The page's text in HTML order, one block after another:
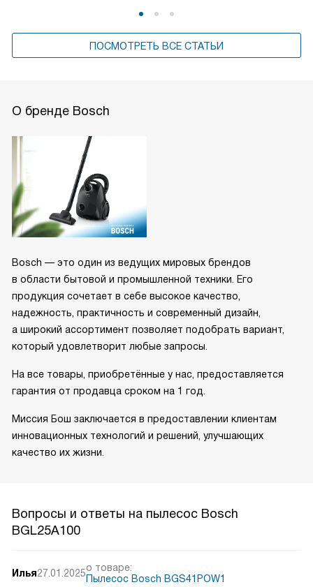
ПОСМОТРЕТЬ ВСЕ СТАТЬИ
О бренде Bosch
Bosch — это один из ведущих мировых брендов
в области бытовой и промышленной техники. Его
продукция сочетает в себе высокое качество,
надежность, практичность и современный дизайн,
а широкий ассортимент позволяет подобрать вариант,
который удовлетворит любые запросы.
На все товары, приобретённые у нас, предоставляется
гарантия от продавца сроком на 1 год.
Миссия Бош заключается в предоставлении клиентам
инновационных технологий и решений, улучшающих
качество их жизни.
Вопросы и ответы на пылесос Bosch
BGL25A100
Илья27.01.2025о товаре:
Пылесос Bosch BGS41POW1